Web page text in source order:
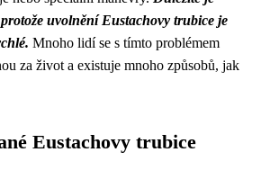
uvolnění Eustachovy trubice je
Mnoho lidí se s tímto problémem
za život a existuje mnoho způsobů, jak
Eustachovy trubice